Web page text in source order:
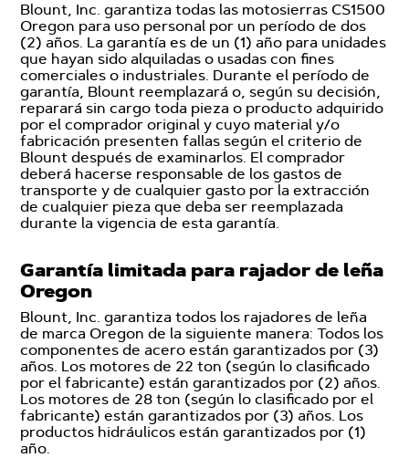
Blount, Inc. garantiza todas las motosierras CS1500
Oregon para uso personal por un período de dos
(2) años. La garantía es de un (1) año para unidades
que hayan sido alquiladas o usadas con fines
comerciales o industriales. Durante el período de
garantía, Blount reemplazará o, según su decisión,
reparará sin cargo toda pieza o producto adquirido
por el comprador original y cuyo material y/o
fabricación presenten fallas según el criterio de
Blount después de examinarlos. El comprador
deberá hacerse responsable de los gastos de
transporte y de cualquier gasto por la extracción
de cualquier pieza que deba ser reemplazada
durante la vigencia de esta garantía.
Garantía limitada para rajador de leña
Oregon
Blount, Inc. garantiza todos los rajadores de leña
de marca Oregon de la siguiente manera: Todos los
componentes de acero están garantizados por (3)
años. Los motores de 22 ton (según lo clasificado
por el fabricante) están garantizados por (2) años.
Los motores de 28 ton (según lo clasificado por el
fabricante) están garantizados por (3) años. Los
productos hidráulicos están garantizados por (1)
año.